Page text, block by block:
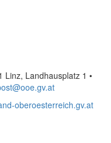
Linz, Landhausplatz 1 •
oberoesterreich.gv.at